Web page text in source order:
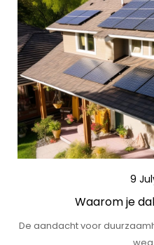
9
Waarom je
De aandacht voor